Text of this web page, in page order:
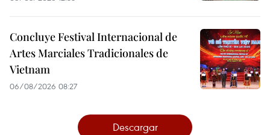
Concluye Festival Internacional de
Artes Marciales Tradicionales de
Vietnam
06/08/2026 08:27
Descargar